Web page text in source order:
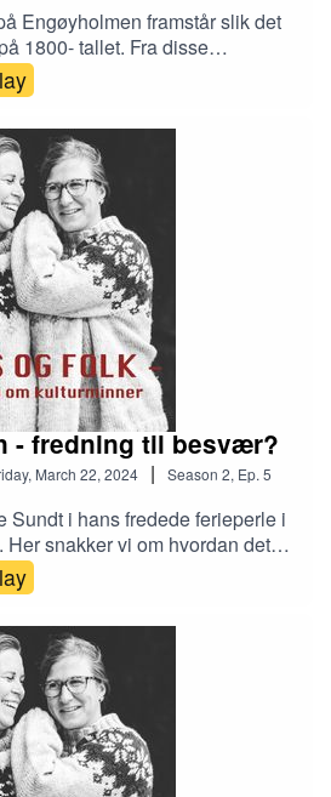
Engøyholmen framstår slik det
1800- tallet. Fra disse
man drevet hummereksport,
fartøyer til fiskerier. De
aktiviteten i bygningene vært
kystkultur og et spennende
som har gjort holmen til en
Her på holmen har man reddet
- fredning til besvær?
March 22, 2024 | Season 2, Ep. 5
Sundt i hans fredede ferieperle i
Her snakker vi om hvordan det
eier av et fredet hus, og hvilke
noen gleder) det gir i møte med